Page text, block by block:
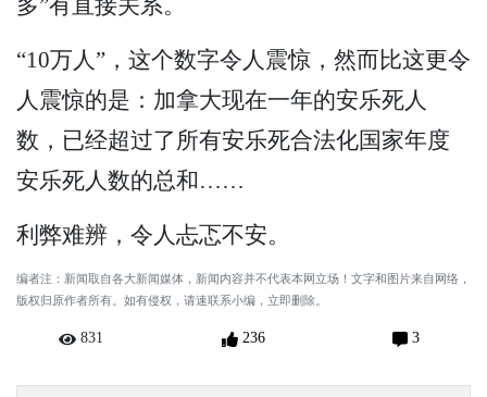
“10万人”，这个数字令人震惊，然而比这更令
人震惊的是：加拿大现在一年的安乐死人
数，已经超过了所有安乐死合法化国家年度
安乐死人数的总和……
利弊难辨，令人忐忑不安。
编者注：新闻取自各大新闻媒体，新闻内容并不代表本网立场！文字和图片来自网络，
版权归原作者所有。如有侵权，请速联系小编，立即删除。
831 236 3